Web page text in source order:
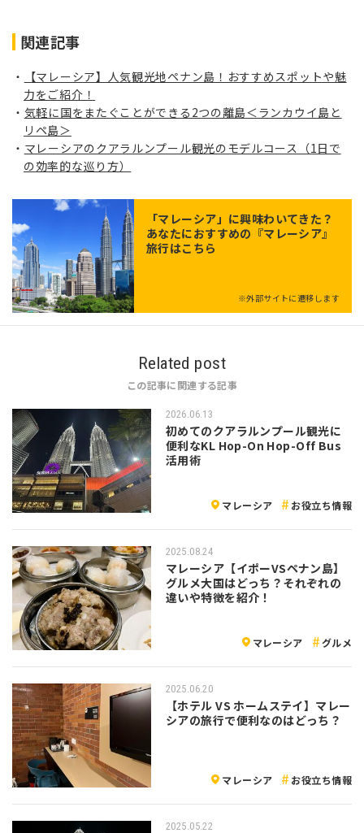
関連記事
【マレーシア】人気観光地ペナン島！おすすめスポットや魅
力をご紹介！
気軽に国をまたぐことができる2つの離島＜ランカウイ島と
リペ島＞
マレーシアのクアラルンプール観光のモデルコース（1日で
の効率的な巡り方）
「マレーシア 」に興味わいてきた？
あなたにおすすめの『マレーシア』
旅行はこちら
※外部サイトに遷移します
Related post
この記事に関連する記事
2026.06.13
初めてのクアラルンプール観光に
便利なKL Hop-On Hop-Off Bus
活用術
マレーシア お役立ち情報
2025.08.24
マレーシア【イポーVSペナン島】
グルメ大国はどっち？それぞれの
違いや特徴を紹介！
マレーシア グルメ
2025.06.20
【ホテル VS ホームステイ】マレー
シアの旅行で便利なのはどっち？
マレーシア お役立ち情報
2025.05.22